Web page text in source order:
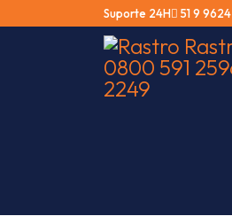
Suporte 24Hㅤ 51 9